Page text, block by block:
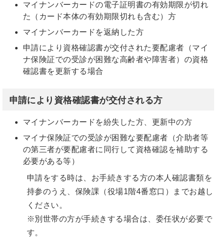
マイナンバーカードの電子証明書の有効期限が切れ
た（カード本体の有効期限切れも含む）方
マイナンバーカードを返納した方
申請により資格確認書が交付された要配慮者（マイ
ナ保険証での受診が困難な高齢者や障害者）の資格
確認書を更新する場合
申請により資格確認書が交付される方
マイナンバーカードを紛失した方、更新中の方
マイナ保険証での受診が困難な要配慮者（介助者等
の第三者が要配慮者に同行して資格確認を補助する
必要がある等）
申請をする時は、お手続きする方の本人確認書類を
持参のうえ、保険課（役場1階4番窓口）までお越し
ください。
※別世帯の方が手続きする場合は、委任状が必要で
す。